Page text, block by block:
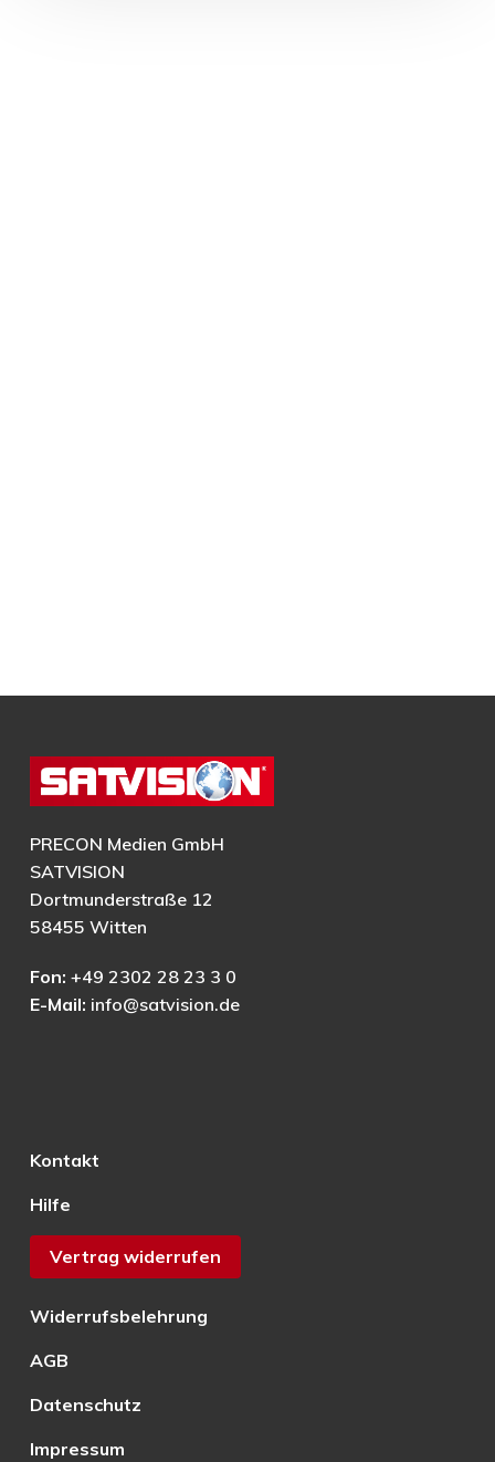
PRECON Medien GmbH
SATVISION
Dortmunderstraße 12
58455 Witten
Fon: +49 2302 28 23 3 0
E-Mail: info@satvision.de
Kontakt
Hilfe
Vertrag widerrufen
Widerrufsbelehrung
AGB
Datenschutz
Impressum